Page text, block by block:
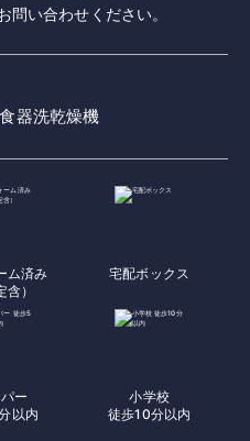
い合わせください。
食器洗乾燥機
ム済み
含）
宅配ボックス
ー
以内
小学校
徒歩10分以内